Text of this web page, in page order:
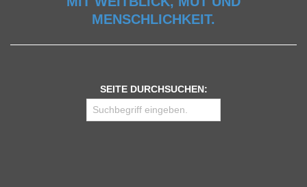
MENSCHLICHKEIT.
SEITE DURCHSUCHEN: